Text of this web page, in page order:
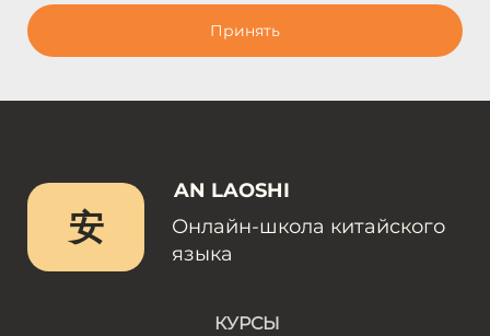
Принять
安
AN LAOSHI
Онлайн-школа китайского
языка
КУРСЫ